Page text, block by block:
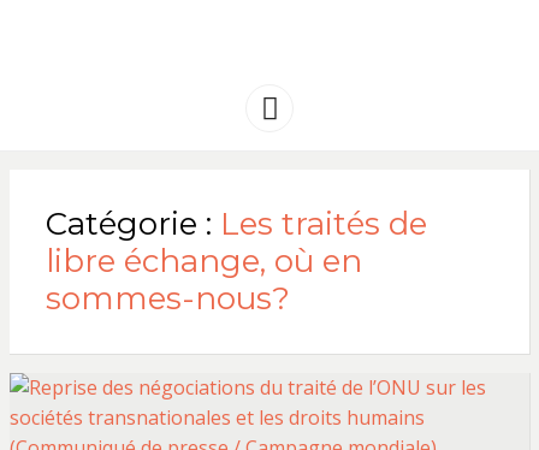
AMERIQUE
Menu
Catégorie : Les traités de
libre échange, où en
sommes-nous?